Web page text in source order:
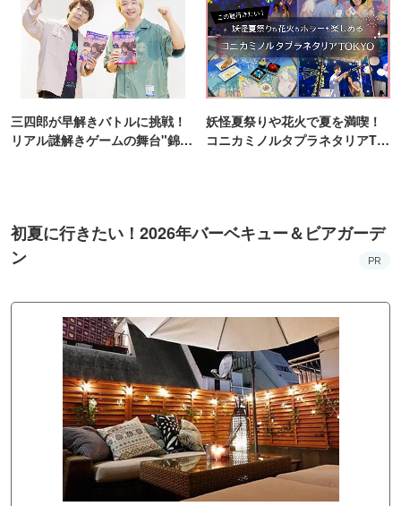
三四郎が早解きバトルに挑戦！
リアル謎解きゲームの舞台"錦糸
妖怪夏祭りや花火で夏を満喫！
コニカミノルタプラネタリアTO
初夏に行きたい！2026年バーベキュー＆ビアガーデ
ン
PR